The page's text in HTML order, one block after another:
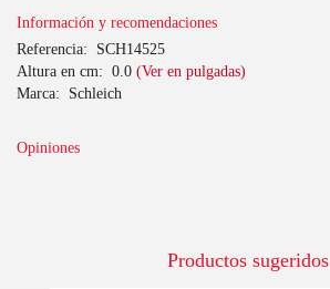
Información y recomendaciones
Referencia: SCH14525
Altura en cm: 0.0 (Ver en pulgadas)
Marca: Schleich
Opiniones
Productos sugeridos